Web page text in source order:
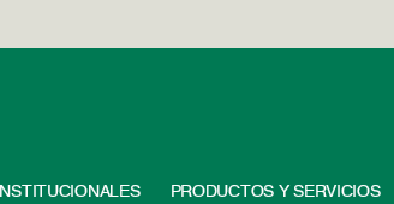
INSTITUCIONALES PRODUCTOS Y SERVICIOS